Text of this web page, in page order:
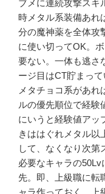
ブメに連続攻撃スキ
時メタル系装備あれ
分の魔神薬を全体攻
に使い切ってOK。
要ない。一体も逃さ
ージ目はCT貯まっ
メタチョコ系があれ
ルの優先順位で経験
にいうと経験値アッ
きははぐれメタル以
して、なくなり次第
必要なキャラの
先。即、上級職に転